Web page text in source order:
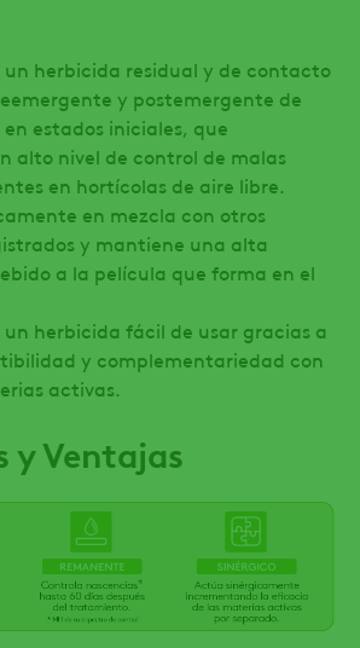
un herbicida residual y de contacto
y postemergente de
estados iniciales, que
alto nivel de control de malas
en hortícolas de aire libre.
en mezcla con otros
y mantiene una alta
a la película que forma en el
un herbicida fácil de usar gracias a
y complementariedad con
activas.
y Ventajas